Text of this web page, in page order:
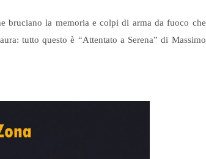
bruciano la memoria e colpi di arma da fuoco che
tutto questo è “Attentato a Serena” di Massimo